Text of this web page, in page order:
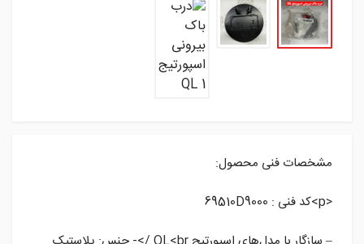
مشخصات فنی محصول:
<p>کد فنی : 69510D9000